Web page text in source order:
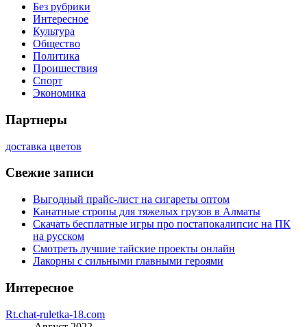
Без рубрики
Интересное
Культура
Общество
Политика
Проишествия
Спорт
Экономика
Партнеры
доставка цветов
Свежие записи
Выгодный прайс-лист на сигареты оптом
Канатные стропы для тяжелых грузов в Алматы
Скачать бесплатные игры про постапокалипсис на ПК
на русском
Смотреть лучшие тайские проекты онлайн
Лакорны с сильными главными героями
Интересное
Rt.chat-ruletka-18.com